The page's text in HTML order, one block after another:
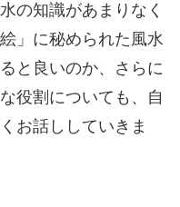
の知識があまりなく
」に秘められた風水
と良いのか、さらに
役割についても、自
お話ししていきま